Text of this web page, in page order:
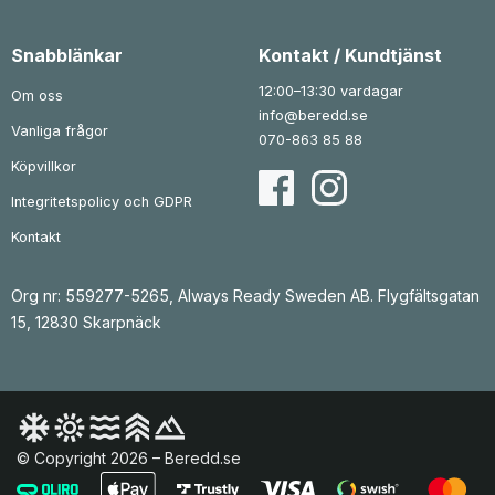
Snabblänkar
Om oss
Vanliga frågor
Köpvillkor
Integritetspolicy och GDPR
Kontakt
Kontakt / Kundtjänst
12:00–13:30 vardagar
info@beredd.se
070-863 85 88
Org nr: 559277-5265, Always Ready Sweden AB. Flygfältsgatan
15, 12830 Skarpnäck
© Copyright 2026 – Beredd.se